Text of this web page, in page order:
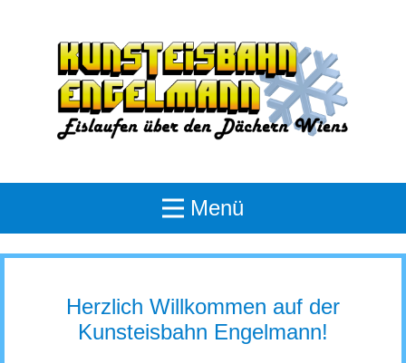
Menü
Herzlich Willkommen auf der
Kunsteisbahn Engelmann!